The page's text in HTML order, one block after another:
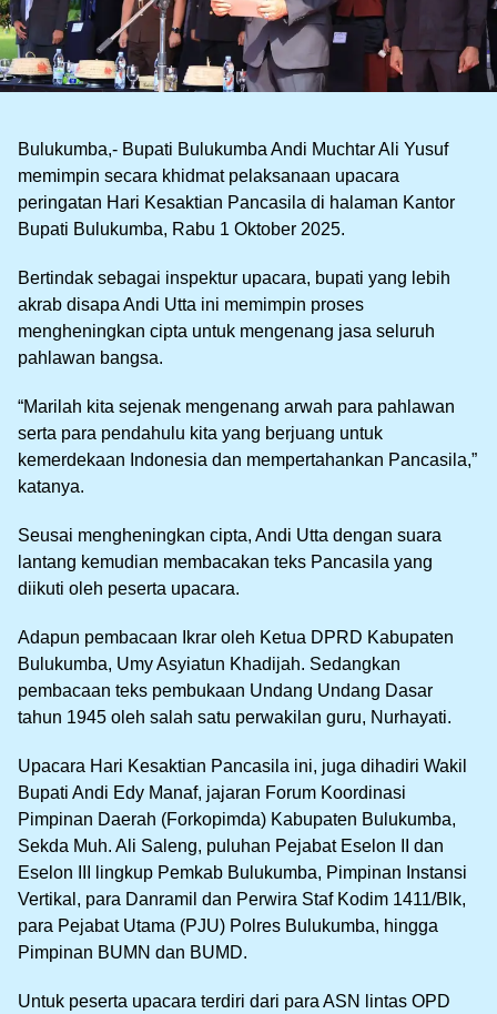
Bulukumba,- Bupati Bulukumba Andi Muchtar Ali Yusuf
memimpin secara khidmat pelaksanaan upacara
peringatan Hari Kesaktian Pancasila di halaman Kantor
Bupati Bulukumba, Rabu 1 Oktober 2025.
Bertindak sebagai inspektur upacara, bupati yang lebih
akrab disapa Andi Utta ini memimpin proses
mengheningkan cipta untuk mengenang jasa seluruh
pahlawan bangsa.
“Marilah kita sejenak mengenang arwah para pahlawan
serta para pendahulu kita yang berjuang untuk
kemerdekaan Indonesia dan mempertahankan Pancasila,”
katanya.
Seusai mengheningkan cipta, Andi Utta dengan suara
lantang kemudian membacakan teks Pancasila yang
diikuti oleh peserta upacara.
Adapun pembacaan Ikrar oleh Ketua DPRD Kabupaten
Bulukumba, Umy Asyiatun Khadijah. Sedangkan
pembacaan teks pembukaan Undang Undang Dasar
tahun 1945 oleh salah satu perwakilan guru, Nurhayati.
Upacara Hari Kesaktian Pancasila ini, juga dihadiri Wakil
Bupati Andi Edy Manaf, jajaran Forum Koordinasi
Pimpinan Daerah (Forkopimda) Kabupaten Bulukumba,
Sekda Muh. Ali Saleng, puluhan Pejabat Eselon II dan
Eselon III lingkup Pemkab Bulukumba, Pimpinan Instansi
Vertikal, para Danramil dan Perwira Staf Kodim 1411/Blk,
para Pejabat Utama (PJU) Polres Bulukumba, hingga
Pimpinan BUMN dan BUMD.
Untuk peserta upacara terdiri dari para ASN lintas OPD